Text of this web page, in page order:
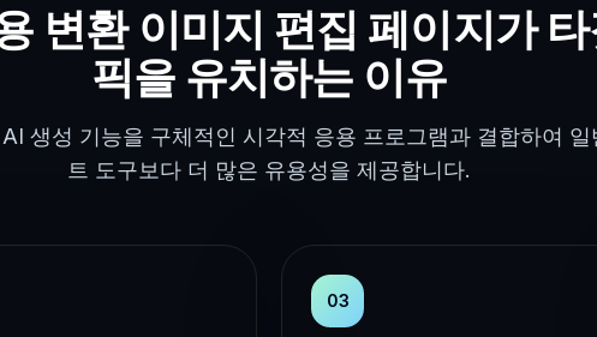
변환 이미지 편집 페이지가
픽을 유치하는 이유
생성 기능을 구체적인 시각적 응용 프로그램과 결합하여 일
트 도구보다 더 많은 유용성을 제공합니다.
03